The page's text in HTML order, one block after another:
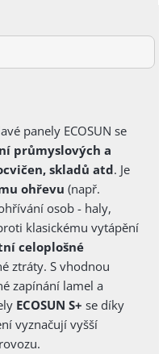
panely ECOSUN se
průmyslových a
skladů atd. Je
ohřevu (např.
osob - haly,
klasickému vytápění
celoplošné
ztráty. S vhodnou
zapínání lamel a
ECOSUN S+ se díky
vyznačují vyšší